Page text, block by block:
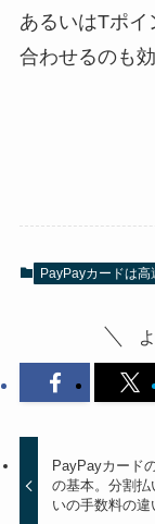
あるいはTポイ
合わせるのも
PayPayカードは高
PayPayカード
の基本。分割払
いの手数料の違